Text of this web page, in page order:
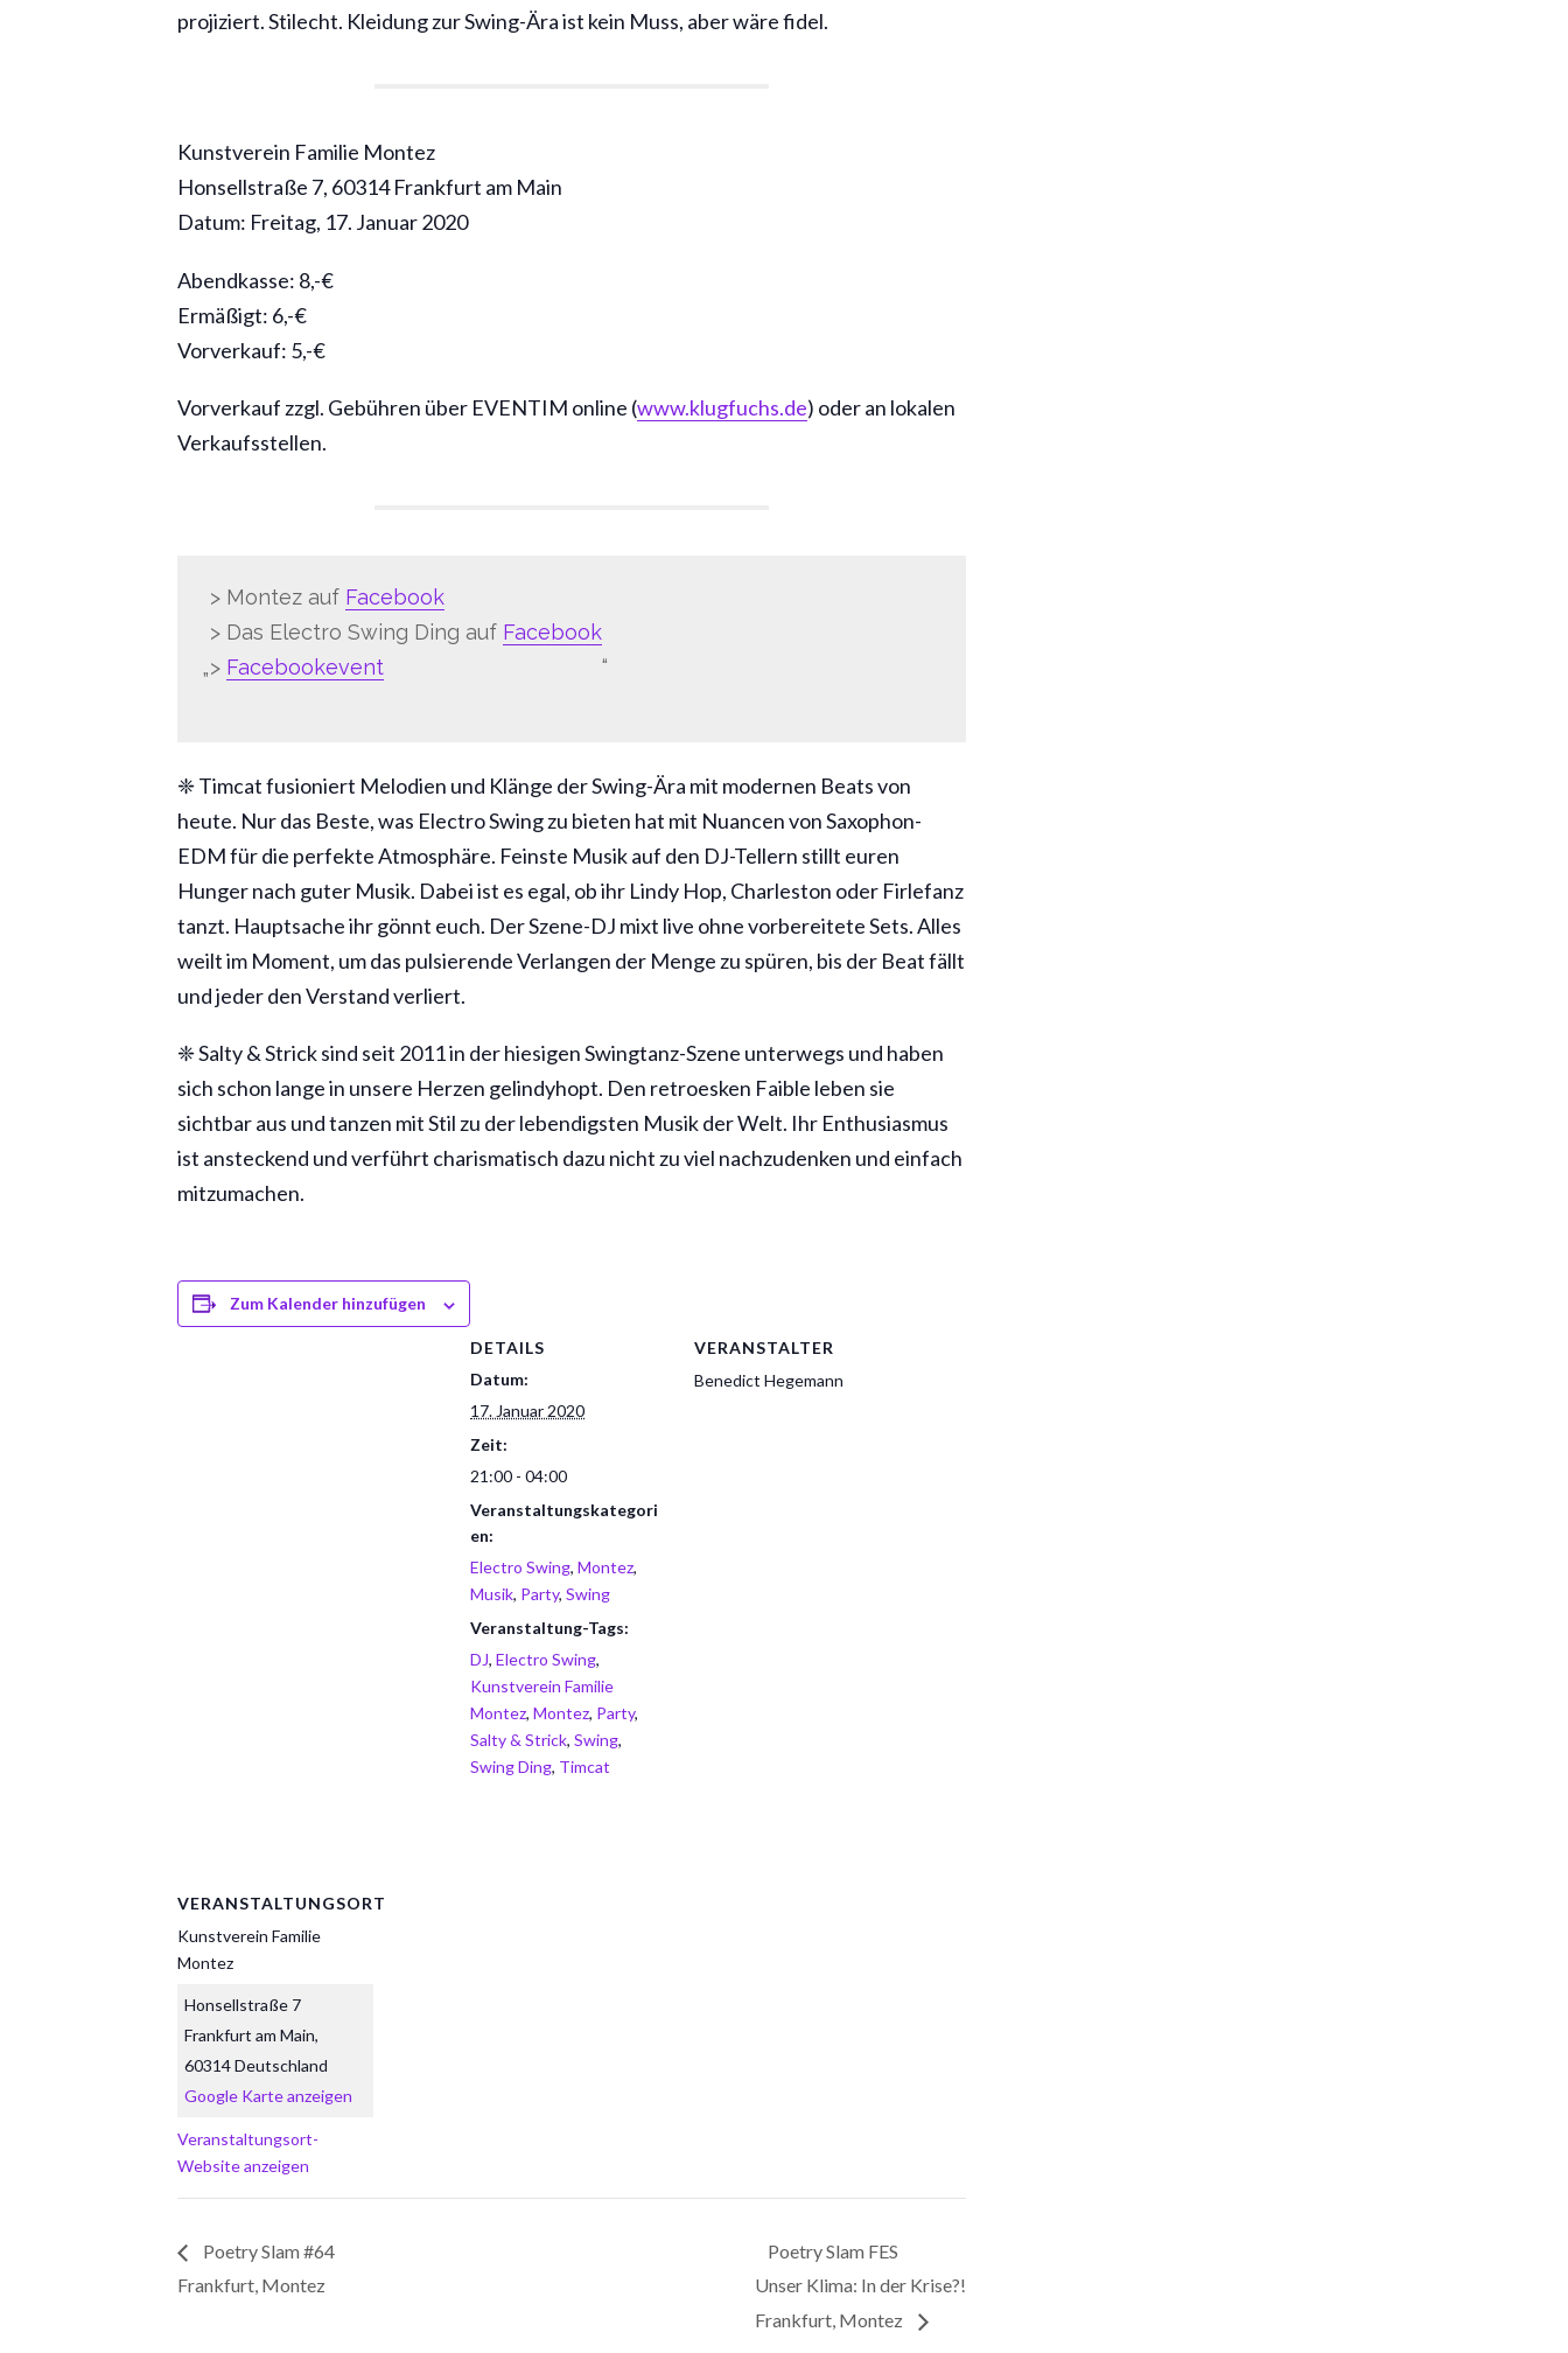
projiziert. Stilecht. Kleidung zur Swing-Ära ist kein Muss, aber wäre fidel.
Kunstverein Familie Montez
Honsellstraße 7, 60314 Frankfurt am Main
Datum: Freitag, 17. Januar 2020
Abendkasse: 8,-€
Ermäßigt: 6,-€
Vorverkauf: 5,-€
Vorverkauf zzgl. Gebühren über EVENTIM online (www.klugfuchs.de) oder an lokalen
Verkaufsstellen.
> Montez auf Facebook
> Das Electro Swing Ding auf Facebook
> Facebookevent
❈ Timcat fusioniert Melodien und Klänge der Swing-Ära mit modernen Beats von
heute. Nur das Beste, was Electro Swing zu bieten hat mit Nuancen von Saxophon-
EDM für die perfekte Atmosphäre. Feinste Musik auf den DJ-Tellern stillt euren
Hunger nach guter Musik. Dabei ist es egal, ob ihr Lindy Hop, Charleston oder Firlefanz
tanzt. Hauptsache ihr gönnt euch. Der Szene-DJ mixt live ohne vorbereitete Sets. Alles
weilt im Moment, um das pulsierende Verlangen der Menge zu spüren, bis der Beat fällt
und jeder den Verstand verliert.
❈ Salty & Strick sind seit 2011 in der hiesigen Swingtanz-Szene unterwegs und haben
sich schon lange in unsere Herzen gelindyhopt. Den retroesken Faible leben sie
sichtbar aus und tanzen mit Stil zu der lebendigsten Musik der Welt. Ihr Enthusiasmus
ist ansteckend und verführt charismatisch dazu nicht zu viel nachzudenken und einfach
mitzumachen.
Zum Kalender hinzufügen
DETAILS
Datum:
17. Januar 2020
Zeit:
21:00 - 04:00
Veranstaltungskategori
en:
Electro Swing, Montez,
Musik, Party, Swing
Veranstaltung-Tags:
DJ, Electro Swing,
Kunstverein Familie
Montez, Montez, Party,
Salty & Strick, Swing,
Swing Ding, Timcat
VERANSTALTER
Benedict Hegemann
VERANSTALTUNGSORT
Kunstverein Familie
Montez
Honsellstraße 7
Frankfurt am Main,
60314Deutschland
Google Karte anzeigen
Veranstaltungsort-
Website anzeigen
Poetry Slam #64
Frankfurt, Montez
Poetry Slam FES
Unser Klima: In der Krise?!
Frankfurt, Montez